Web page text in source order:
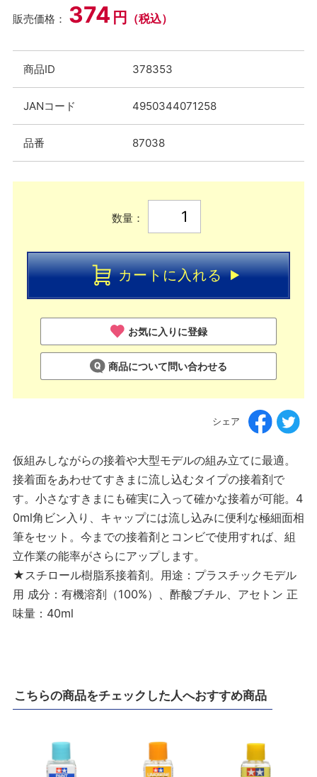
販売価格： 374 円 （税込）
商品ID 378353
JANコード 4950344071258
品番 87038
数量：
カートに入れる
お気に入りに登録
商品について問い合わせる
シェア
仮組みしながらの接着や大型モデルの組み立てに最適。
接着面をあわせてすきまに流し込むタイプの接着剤で
す。小さなすきまにも確実に入って確かな接着が可能。4
0ml角ビン入り、キャップには流し込みに便利な極細面相
筆をセット。今までの接着剤とコンビで使用すれば、組
立作業の能率がさらにアップします。
★スチロール樹脂系接着剤。用途：プラスチックモデル
用 成分：有機溶剤（100%）、酢酸ブチル、アセトン 正
味量：40ml
こちらの商品をチェックした人へおすすめ商品